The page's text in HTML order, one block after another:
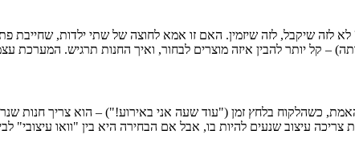
שיקבל, לזה שיזמין. האם זו אמא לחוצה של שתי ילדות, שחייבת
– קל יותר להבין איזה מוצרים לבחור, ואיך החנות תרגיש. המערכת
האמת, כשהלקוח בלחץ זמן ("עוד שעה אני באירוע!") – הוא צריך חנות
צריכה עיצוב שנעים להיות בו, אבל אם הבחירה היא בין "וואו עיצובי"